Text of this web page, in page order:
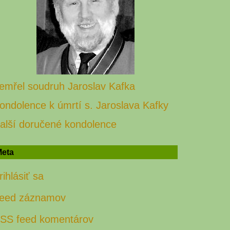
soudruh Jaroslav Kafka
k úmrtí s. Jaroslava Kafky
doručené kondolence
sa
záznamov
feed komentárov